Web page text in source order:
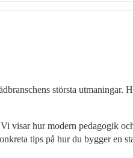
största utmaningar.
visar hur modern pedagogik
tips på hur du bygger en